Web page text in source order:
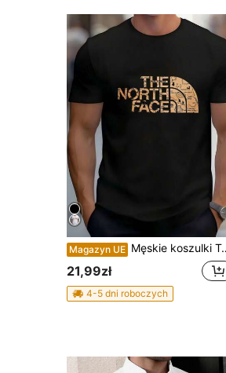
Magazyn UE Męskie koszulki T-shirt
21,99zł
4-5 dni roboczych